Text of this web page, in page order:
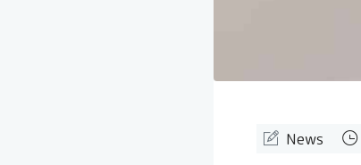
News